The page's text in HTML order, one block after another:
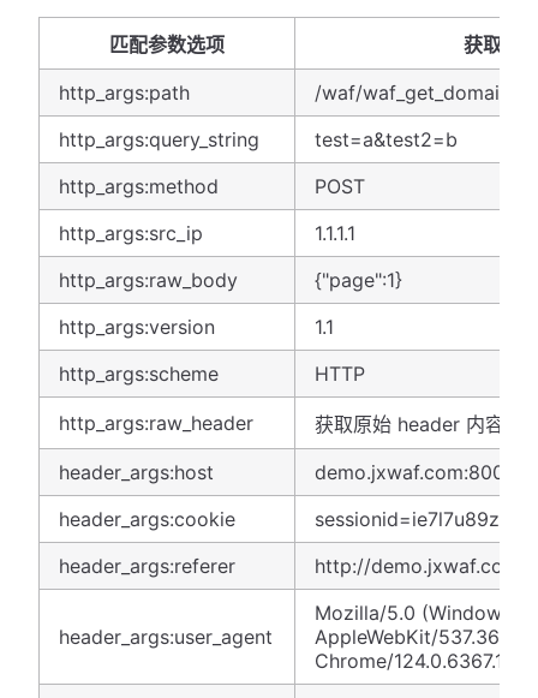
匹配参数选项
获取数
http_args:path
/waf/
http_args:query_string
test=a&test2=b
http_args:method
POST
http_args:src_ip
1.1.1.1
http_args:raw_body
{"page":1}
http_args:version
1.1
http_args:scheme
HTTP
http_args:raw_header
获取原始 header 内容
header_args:host
demo.jxwaf.com:8000
header_args:cookie
header_args:referer
http://
header_args:user_agent
Mozilla/5.0 (Windows
AppleWebKit/537.36
Chrome/124.0.6367.118